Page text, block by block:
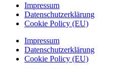
Impressum
Datenschutzerklärung
Cookie Policy (EU)
Impressum
Datenschutzerklärung
Cookie Policy (EU)